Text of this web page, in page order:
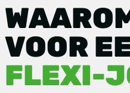
VOOR
FLEXI-